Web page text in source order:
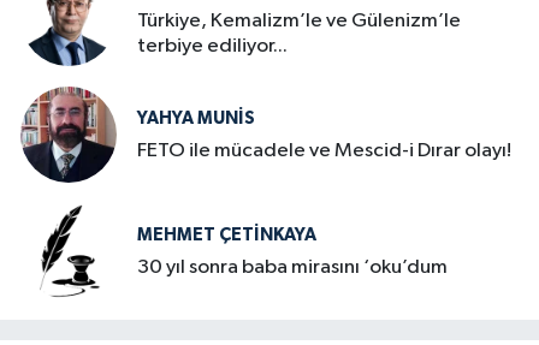
Türkiye, Kemalizm’le ve Gülenizm’le
terbiye ediliyor...
YAHYA MUNIS
FETO ile mücadele ve Mescid-i Dırar olayı!
MEHMET ÇETINKAYA
30 yıl sonra baba mirasını ‘oku’dum